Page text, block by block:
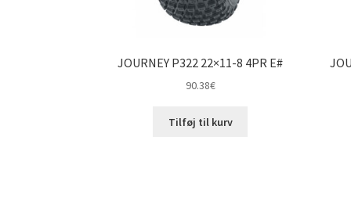
JOURNEY P322 22×11-8 4PR E#
90.38€
Tilføj til kurv